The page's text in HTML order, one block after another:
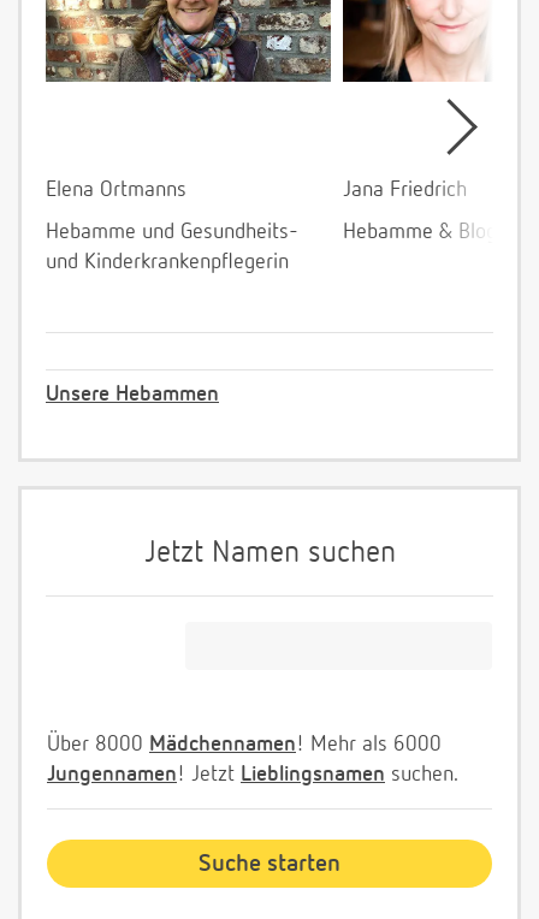
Elena Ortmanns
Hebamme und Gesundheits-
und Kinderkrankenpflegerin
Jana Friedrich
Hebamme &
Unsere Hebammen
Jetzt Namen suchen
Über 8000 Mädchennamen! Mehr als 6000
Jungennamen! Jetzt Lieblingsnamen suchen.